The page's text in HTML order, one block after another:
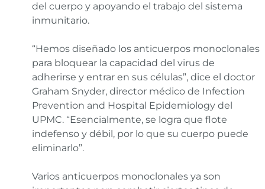
del cuerpo y apoyando el trabajo del sistema
inmunitario.
“Hemos diseñado los anticuerpos monoclonales
para bloquear la capacidad del virus de
adherirse y entrar en sus células”, dice el doctor
Graham Snyder, director médico de Infection
Prevention and Hospital Epidemiology del
UPMC. “Esencialmente, se logra que flote
indefenso y débil, por lo que su cuerpo puede
eliminarlo”.
Varios anticuerpos monoclonales ya son